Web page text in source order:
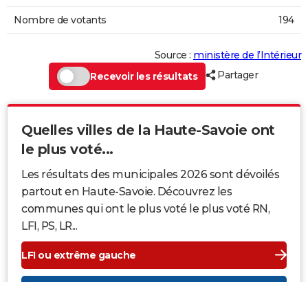
Nombre de votants 194
Source : ministère de l’Intérieur
Recevoir les résultats
Partager
Quelles villes de la Haute-Savoie ont
le plus voté...
Les résultats des municipales 2026 sont dévoilés
partout en Haute-Savoie. Découvrez les
communes qui ont le plus voté le plus voté RN,
LFI, PS, LR...
LFI ou extrême gauche